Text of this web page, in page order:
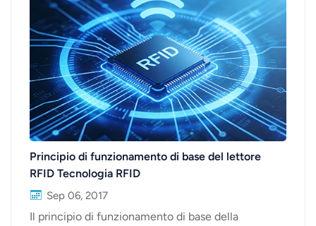
Principio di funzionamento di base del lettore
RFID Tecnologia RFID
Sep 06, 2017
Il principio di funzionamento di base della